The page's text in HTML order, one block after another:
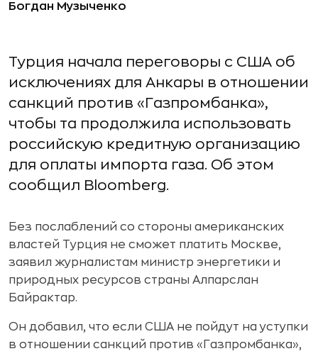
Богдан Музыченко
Турция начала переговоры с США об
исключениях для Анкары в отношении
санкций против «Газпромбанка»,
чтобы та продолжила использовать
российскую кредитную организацию
для оплаты импорта газа. Об этом
сообщил Bloomberg.
Без послаблений со стороны американских
властей Турция не сможет платить Москве,
заявил журналистам министр энергетики и
природных ресурсов страны Алпарслан
Байрактар.
Он добавил, что если США не пойдут на уступки
в отношении санкций против «Газпромбанка»,